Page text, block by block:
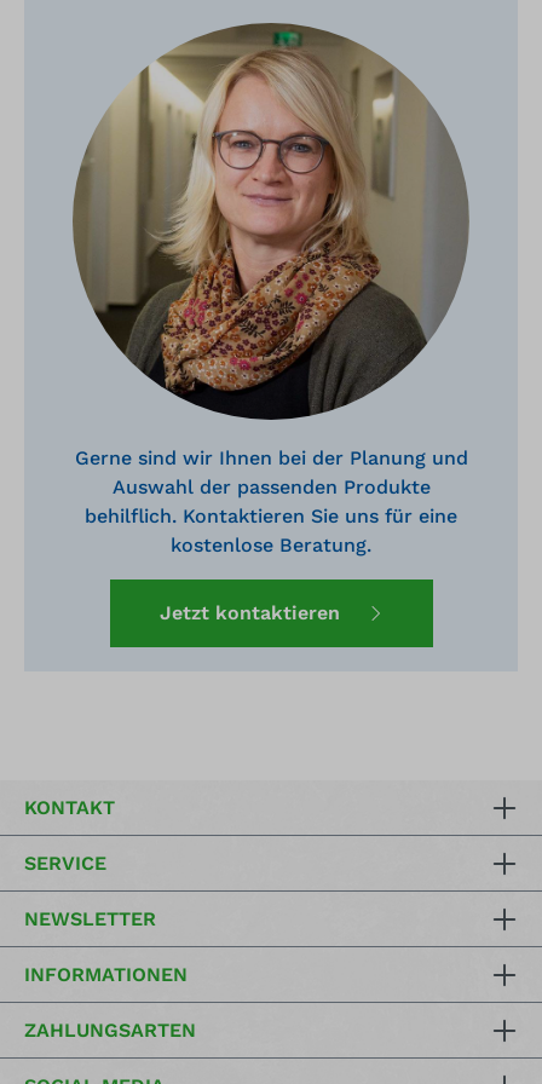
Gerne sind wir Ihnen bei der Planung und
Auswahl der passenden Produkte
behilflich. Kontaktieren Sie uns für eine
kostenlose Beratung.
Jetzt kontaktieren
KONTAKT
SERVICE
NEWSLETTER
INFORMATIONEN
ZAHLUNGSARTEN